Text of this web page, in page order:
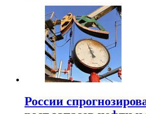
России